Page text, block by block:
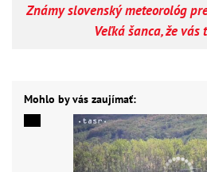
Známy slovenský meteorológ
Veľká šanca, že vás
Mohlo by vás zaujímať: